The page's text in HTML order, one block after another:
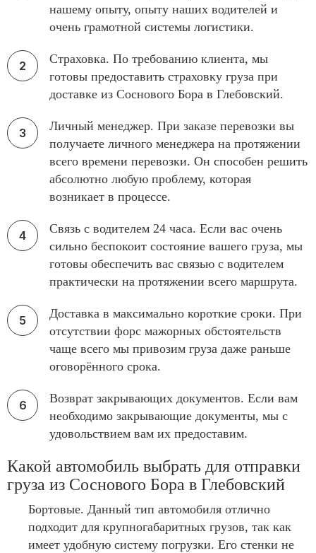
нашему опыту, опыту наших водителей и
очень грамотной системы логистики.
Страховка. По требованию клиента, мы
готовы предоставить страховку груза при
доставке из Соснового Бора в Глебовский.
Личный менеджер. При заказе перевозки вы
получаете личного менеджера на протяжении
всего времени перевозки. Он способен решить
абсолютно любую проблему, которая
возникает в процессе.
Связь с водителем 24 часа. Если вас очень
сильно беспокоит состояние вашего груза, мы
готовы обеспечить вас связью с водителем
практически на протяжении всего маршрута.
Доставка в максимально короткие сроки. При
отсутствии форс мажорных обстоятельств
чаще всего мы привозим груза даже раньше
оговорённого срока.
Возврат закрывающих документов. Если вам
необходимо закрывающие документы, мы с
удовольствием вам их предоставим.
Какой автомобиль выбрать для отправки
груза из Соснового Бора в Глебовский
Бортовые. Данный тип автомобиля отлично
подходит для крупногабаритных грузов, так как
имеет удобную систему погрузки. Его стенки не